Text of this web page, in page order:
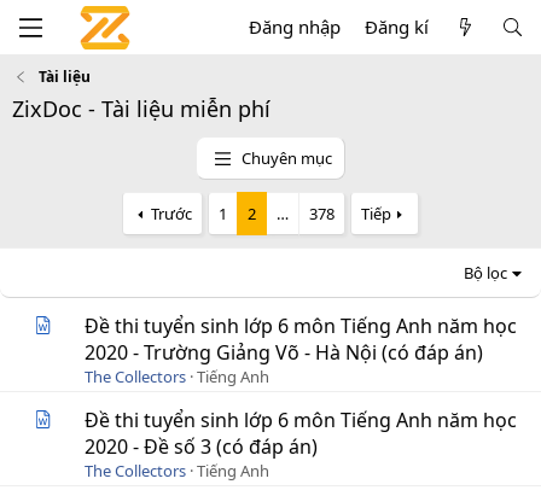
Đăng nhập Đăng kí
Tài liệu
ZixDoc - Tài liệu miễn phí
Chuyên mục
Trước 1 2 … 378 Tiếp
Bộ lọc
Đề thi tuyển sinh lớp 6 môn Tiếng Anh năm học
2020 - Trường Giảng Võ - Hà Nội (có đáp án)
The Collectors Tiếng Anh
Đề thi tuyển sinh lớp 6 môn Tiếng Anh năm học
2020 - Đề số 3 (có đáp án)
The Collectors Tiếng Anh